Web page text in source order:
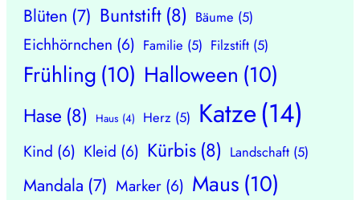
Blüten (7) Buntstift (8) Bäume (5)
Eichhörnchen (6) Familie (5) Filzstift (5)
Frühling (10) Halloween (10)
Hase (8) Haus (4) Herz (5) Katze(14)
Kind (6) Kleid (6) Kürbis (8) Landschaft (5)
Mandala (7) Marker (6) Maus (10)